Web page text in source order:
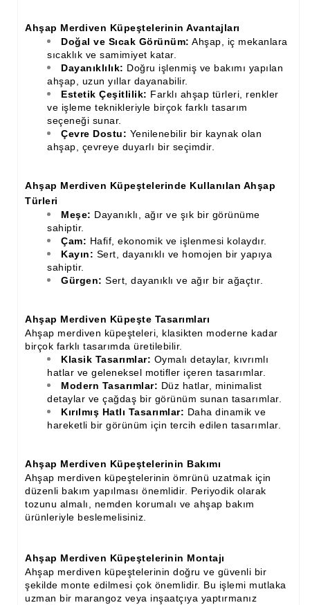
Kartonpiyer Kapı Vitrin Çıtaları
Kartonpiyer Vitrin Çıtaları
Kontra Mdf Cnc Seperatör
Kontraplak Aplik İmalatı Modelleri
Köşe ve Kartonpiyer Profilleri
Lambri Kapı Yayları
Masif Oymalı Modeller
Masif Üzeri Cnc Yazı, Desen, Logo İşleme
Ahşap Merdiven Küpeşte Korkuluk İmalatı
Ahşap Oymalı Dekoratif Köşe İmalatı, Modelleri
Ahşap Saçak Çıta İmalatı Modelleri
Ahşap Korniş Modelleri
Havalı ve Estetik Dekoratif Ürün İmalatı, Modelleri
Ham Ahşap Avangard Dolap Koltuk Ayak İmalatı Modelleri
Ham Ahşap Avangard Masa Ayakları İmalatı Modelleri
Ham Ahşap Avangard Sehpa, Sandalye, Puf Ayakları İmalatı,
Modell
Ahşap Merdiven Küpeştelerinin Avantajları
Doğal ve Sıcak Görünüm: Ahşap, iç mekanlara
sıcaklık ve samimiyet katar.
Dayanıklılık: Doğru işlenmiş ve bakımı yapılan
ahşap, uzun yıllar dayanabilir.
Estetik Çeşitlilik: Farklı ahşap türleri, renkler
ve işleme teknikleriyle birçok farklı tasarım
seçeneği sunar.
Çevre Dostu: Yenilenebilir bir kaynak olan
ahşap, çevreye duyarlı bir seçimdir.
Ahşap Merdiven Küpeştelerinde Kullanılan Ahşap
Türleri
Meşe: Dayanıklı, ağır ve şık bir görünüme
sahiptir.
Çam: Hafif, ekonomik ve işlenmesi kolaydır.
Kayın: Sert, dayanıklı ve homojen bir yapıya
sahiptir.
Gürgen: Sert, dayanıklı ve ağır bir ağaçtır.
Ahşap Merdiven Küpeşte Tasarımları
Ahşap merdiven küpeşteleri, klasikten moderne kadar
birçok farklı tasarımda üretilebilir.
Klasik Tasarımlar: Oymalı detaylar, kıvrımlı
hatlar ve geleneksel motifler içeren tasarımlar.
Modern Tasarımlar: Düz hatlar, minimalist
detaylar ve çağdaş bir görünüm sunan tasarımlar.
Kırılmış Hatlı Tasarımlar: Daha dinamik ve
hareketli bir görünüm için tercih edilen tasarımlar.
Ahşap Merdiven Küpeştelerinin Bakımı
Ahşap merdiven küpeştelerinin ömrünü uzatmak için
düzenli bakım yapılması önemlidir. Periyodik olarak
tozunu almalı, nemden korumalı ve ahşap bakım
ürünleriyle beslemelisiniz.
Ahşap Merdiven Küpeştelerinin Montajı
Ahşap merdiven küpeştelerinin doğru ve güvenli bir
şekilde monte edilmesi çok önemlidir. Bu işlemi mutlaka
uzman bir marangoz veya inşaatçıya yaptırmanız